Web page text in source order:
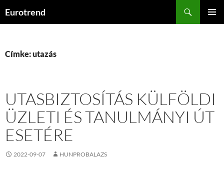
Eurotrend
Címke: utazás
UTASBIZTOSÍTÁS KÜLFÖLDI
ÜZLETI ÉS TANULMÁNYI ÚT
ESETÉRE
2022-09-07 HUNPROBALAZS